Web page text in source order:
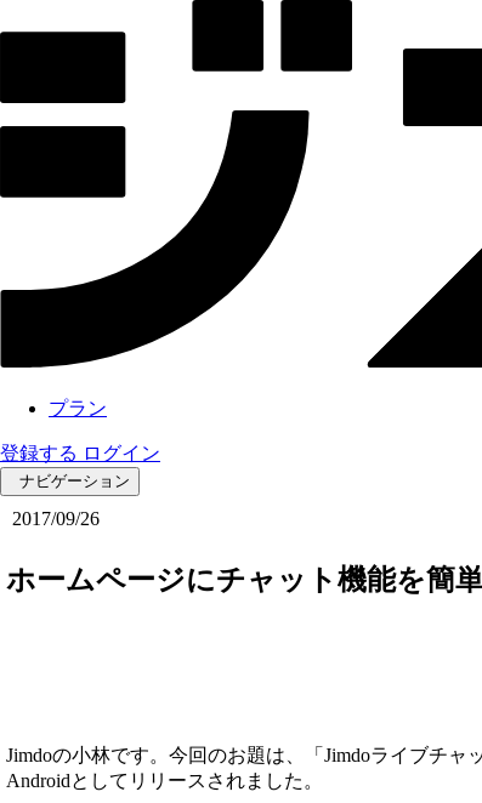
プラン
登録する ログイン
ナビゲーション
2017/09/26
ホームページにチャット機能を簡単
Jimdoの小林です。今回のお題は、「Jimdoライブチ
Androidとしてリリースされました。